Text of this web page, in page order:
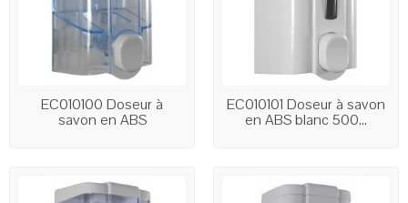
EC010100 Doseur à
savon en ABS
EC010101 Doseur à savon
en ABS blanc 500...